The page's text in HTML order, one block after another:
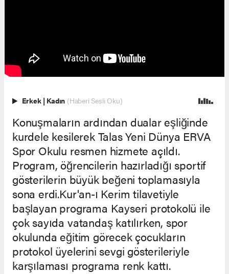
Erkek | Kadın (Haberi Sesli Oku)
Konuşmaların ardından dualar eşliğinde
kurdele kesilerek Talas Yeni Dünya ERVA
Spor Okulu resmen hizmete açıldı.
Program, öğrencilerin hazırladığı sportif
gösterilerin büyük beğeni toplamasıyla
sona erdi.Kur'an-ı Kerim tilavetiyle
başlayan programa Kayseri protokolü ile
çok sayıda vatandaş katılırken, spor
okulunda eğitim görecek çocukların
protokol üyelerini sevgi gösterileriyle
karşılaması programa renk kattı.